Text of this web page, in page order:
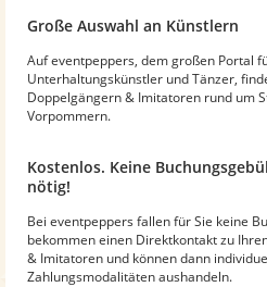
Große Auswahl an Künstlern
Auf eventpeppers, dem großen Portal
Unterhaltungskünstler und Tänzer,
Doppelgängern & Imitatoren rund um
Vorpommern.
Kostenlos. Keine
nötig!
Bei eventpeppers fallen für Sie keine
bekommen einen Direktkontakt zu
& Imitatoren und können dann
Zahlungsmodalitäten aushandeln.